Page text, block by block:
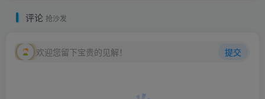
评论 抢沙发
欢迎您留下宝贵的见解！ 提交